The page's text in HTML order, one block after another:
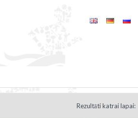
Rezultāti katrai lapai: